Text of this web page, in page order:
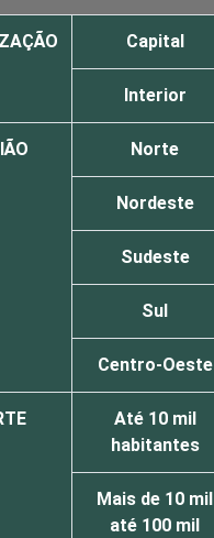
Capital
Interior
Norte
Nordeste
Sudeste
Sul
Centro-Oeste
Até 10 mil
habitantes
Mais de 10 mil
até 100 mil